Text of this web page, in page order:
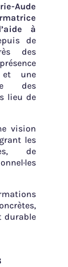
Aude
à
de
des
une
des
lieu de
vision
les
de
durable